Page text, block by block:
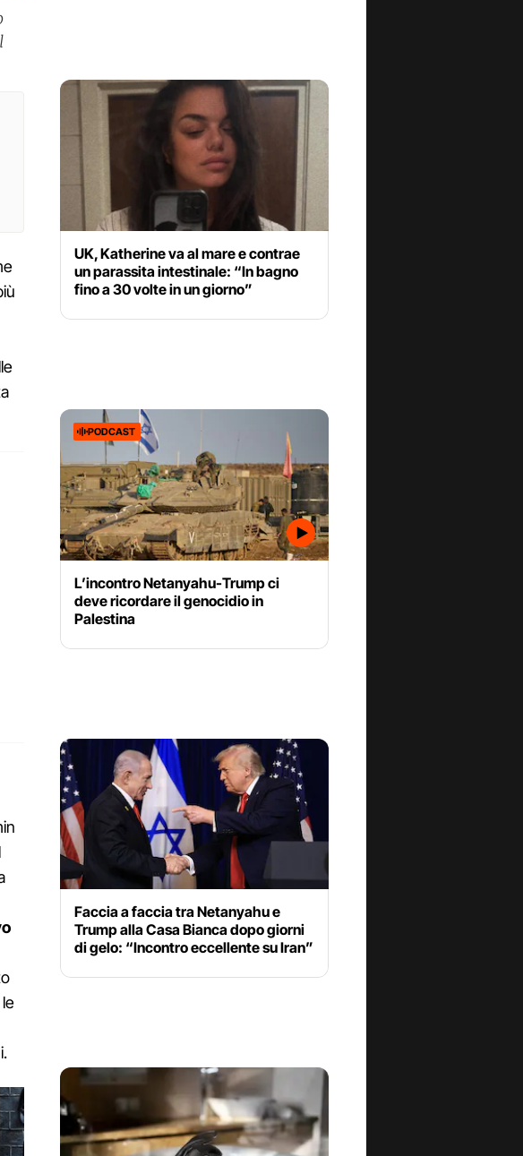
UK, Katherine va al mare e contrae
un parassita intestinale: “In bagno
fino a 30 volte in un giorno”
PODCAST
L’incontro Netanyahu-Trump ci
deve ricordare il genocidio in
Palestina
Faccia a faccia tra Netanyahu e
Trump alla Casa Bianca dopo giorni
di gelo: “Incontro eccellente su Iran”